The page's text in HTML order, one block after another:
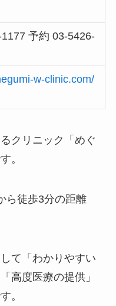
予約 03‐5426‐
w-clinic.com/
クリニック「めぐ
。
ら徒歩3分の距離
て「わかりやすい
高度医療の提供」
。